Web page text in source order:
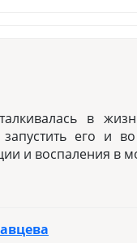
в
его и
и воспаления в